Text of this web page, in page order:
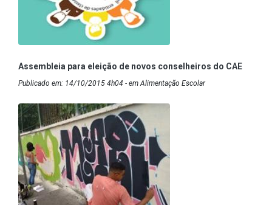
Assembleia para eleição de novos conselheiros do CAE
Publicado em: 14/10/2015 4h04 - em Alimentação Escolar